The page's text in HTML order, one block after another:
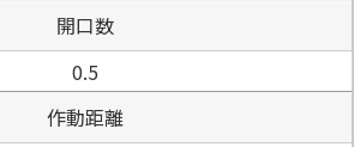
開口数
0.5
作動距離